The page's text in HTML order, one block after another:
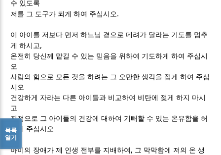
수 있도록
저를 그 도구가 되게 하여 주십시오 .
이 아이를 저보다 먼저 하느님 곁으로 데려가 달라는 기도를 멈추
게 하시고 ,
온전히 당신께 맡길 수 있는 믿음을 위하여 기도하게 하여 주십시
오
사람의 힘으로 모든 것을 하려는 그 오만한 생각을 접게 하여 주십
시오
건강하게 자라는 다른 아이들과 비교하여 비탄에 젖게 하지 마시
고
진정으로 그 아이들의 건강에 대하여 기뻐할 수 있는 온유함을 허
락해 주십시오
아이의 장애가 제 인생 전부를 지배하여 , 그 막막함에 저의 온 생
목록
열기